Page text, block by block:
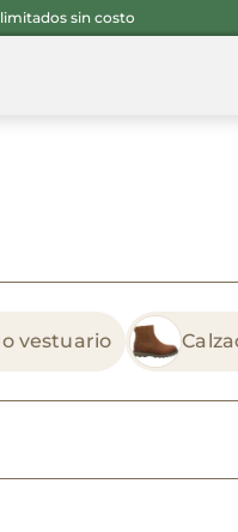
sin costo
vestuario